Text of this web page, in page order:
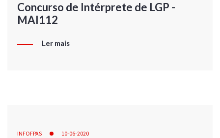
Concurso de Intérprete de LGP -
MAI112
Ler mais
INFOFPAS 10-06-2020